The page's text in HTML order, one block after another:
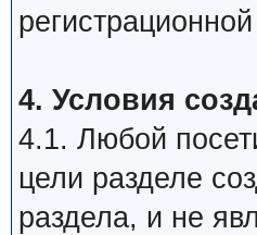
4. Условия
4.1. Любой
цели разделе
раздела, и не